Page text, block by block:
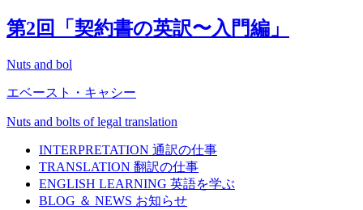
第2回「契約書の英訳〜入門編」
Nuts and bol
エベースト・キャシー
Nuts and bolts of legal translation
INTERPRETATION 通訳の仕事
TRANSLATION 翻訳の仕事
ENGLISH LEARNING 英語を学ぶ
BLOG ＆ NEWS お知らせ